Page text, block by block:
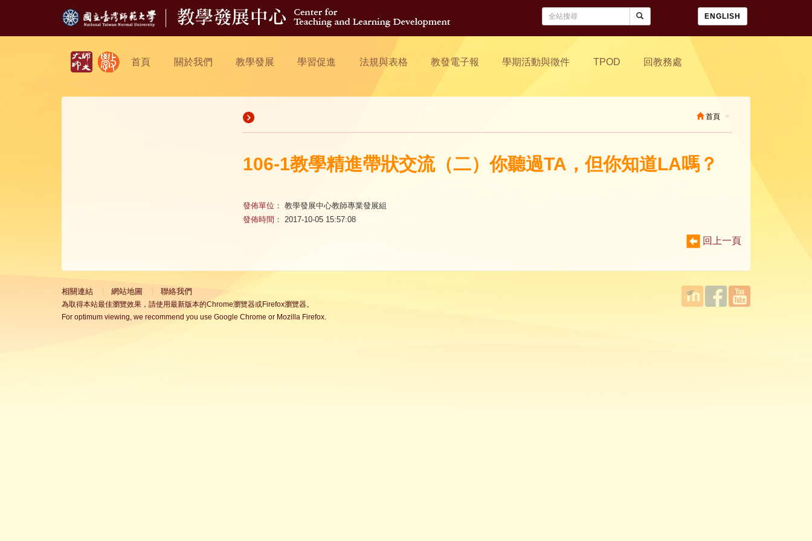
ENGLISH
首頁 關於我們 教學發展 學習促進 法規與表格 教發電子報 學期活動與徵件 TPOD 回教務處
首頁
106-1教學精進帶狀交流（二）你聽過TA，但你知道LA嗎？
發佈單位： 教學發展中心教師專業發展組
發佈時間： 2017-10-05 15:57:08
回上一頁
相關連結 網站地圖 聯絡我們
為取得本站最佳瀏覽效果，請使用最新版本的Chrome瀏覽器或Firefox瀏覽器。
For optimum viewing, we recommend you use Google Chrome or Mozilla Firefox.